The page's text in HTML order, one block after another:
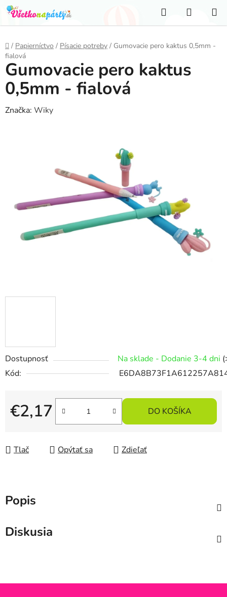
Prejsť
na
obsah
Hľadať
KOŠÍK
Domov
/ Papierníctvo / Písacie potreby / Gumovacie pero kaktus 0,5mm -
fialová
Dostupnosť Na sklade - Dodanie 3-4 dni
Kód:
€2,17
Jednotková cena:
DO KOŠÍKA
Tlač Opýtať sa Zdieľať
Gumovacie pero kaktus
0,5mm - fialová
Značka: Wiky
Popis
Diskusia